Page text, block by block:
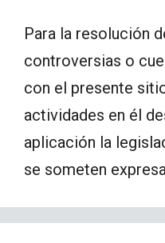
Para la resolución
controversias o
con el presente
actividades en él
aplicación la
se someten